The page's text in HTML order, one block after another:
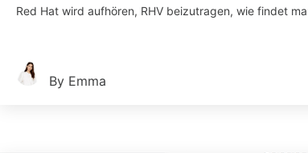
Red Hat wird aufhören, RHV beizutragen, wie findet
By Emma